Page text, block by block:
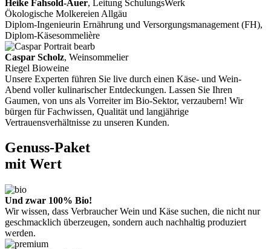
Heike Fahsold-Auer, Leitung SchulungsWerk
Ökologische Molkereien Allgäu
Diplom-Ingenieurin Ernährung und Versorgungsmanagement (FH),
Diplom-Käsesommelière
Caspar Scholz, Weinsommelier
Riegel Bioweine
Unsere Experten führen Sie live durch einen Käse- und Wein-
Abend voller kulinarischer Entdeckungen. Lassen Sie Ihren
Gaumen, von uns als Vorreiter im Bio-Sektor, verzaubern! Wir
bürgen für Fachwissen, Qualität und langjährige
Vertrauensverhältnisse zu unseren Kunden.
Genuss-Paket
mit Wert
Und zwar 100% Bio!
Wir wissen, dass Verbraucher Wein und Käse suchen, die nicht nur
geschmacklich überzeugen, sondern auch nachhaltig produziert
werden.